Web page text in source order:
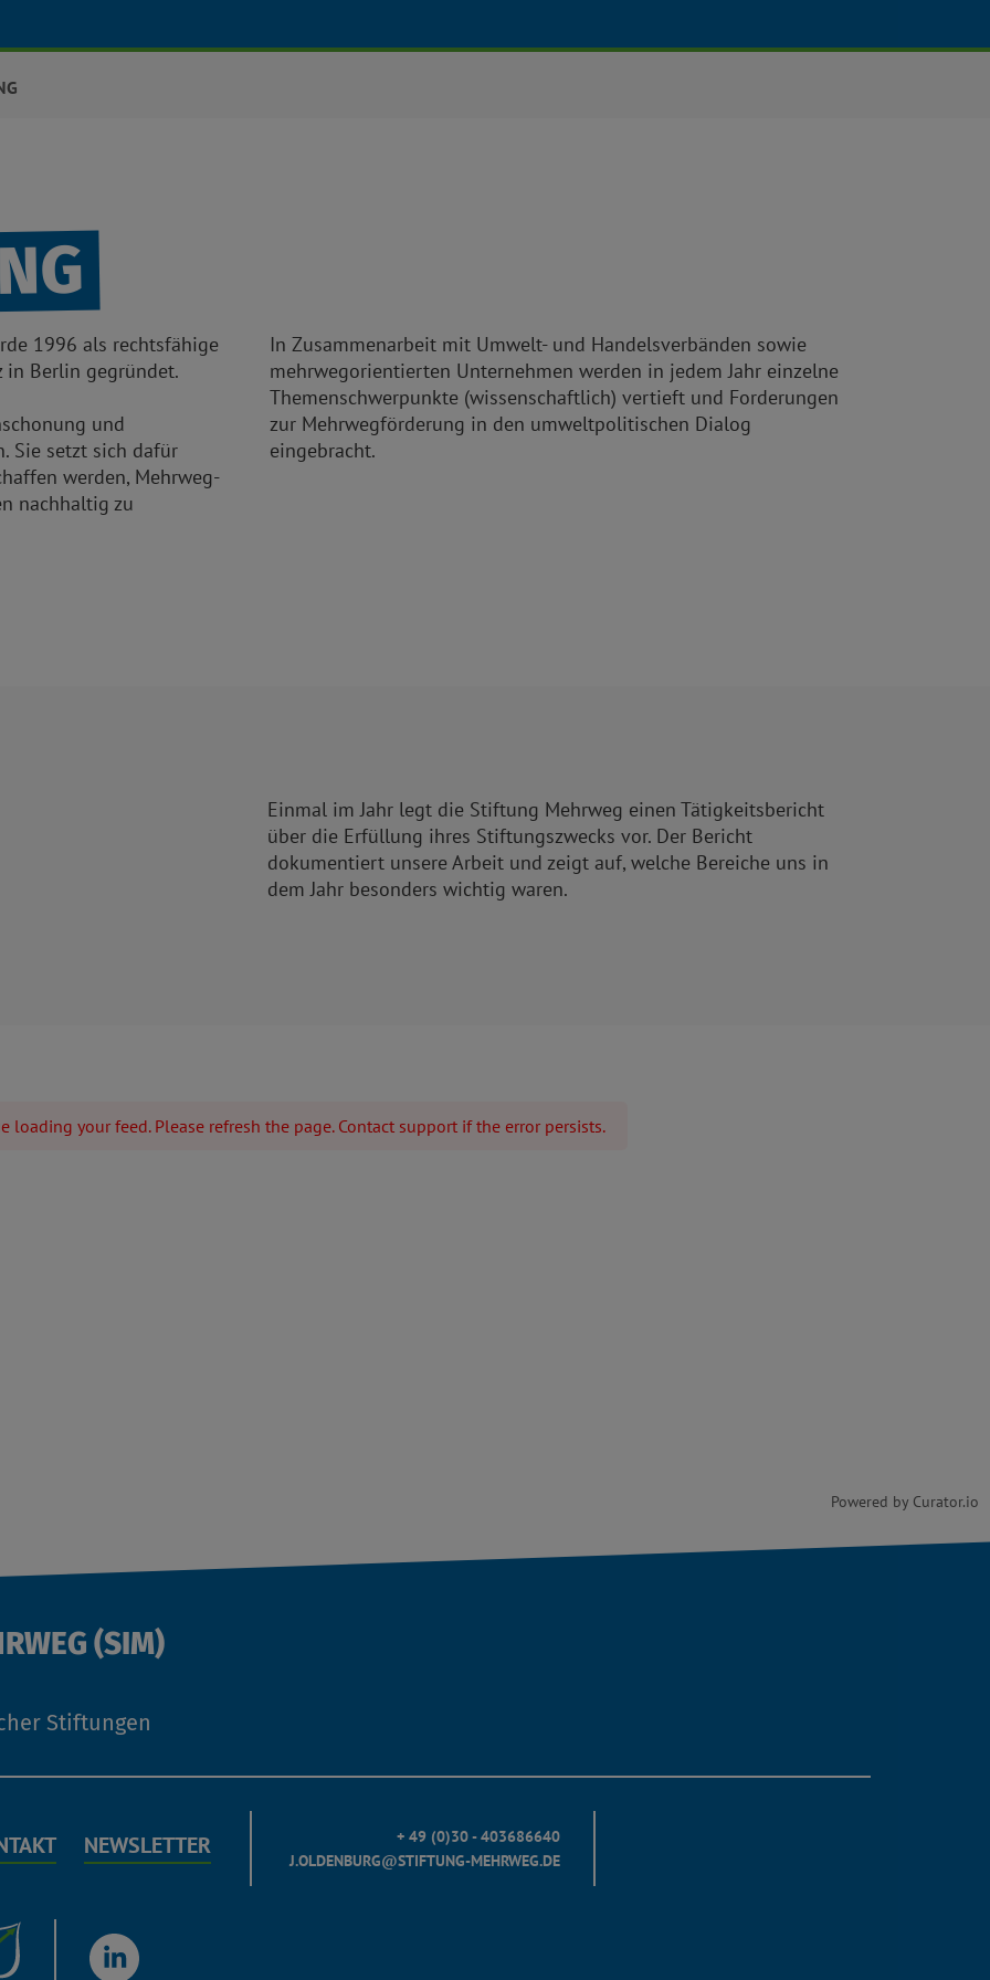
1996 als rechtsfähige
in Berlin gegründet.
und
Sie setzt sich dafür
werden, Mehrweg-
nachhaltig zu
In Zusammenarbeit mit Umwelt- und Handelsverbänden sowie
mehrwegorientierten Unternehmen werden in jedem Jahr einzelne
Themenschwerpunkte (wissenschaftlich) vertieft und Forderungen
zur Mehrwegförderung in den umweltpolitischen Dialog
eingebracht.
Einmal im Jahr legt die Stiftung Mehrweg einen Tätigkeitsbericht
über die Erfüllung ihres Stiftungszwecks vor. Der Bericht
dokumentiert unsere Arbeit und zeigt auf, welche Bereiche uns in
dem Jahr besonders wichtig waren.
loading your feed. Please refresh the page. Contact support if the error persists.
Powered by Curator.io
(SIM)
Stiftungen
+ 49 (0)30 - 403686640
J.OLDENBURG@STIFTUNG-MEHRWEG.DE
NEWSLETTER